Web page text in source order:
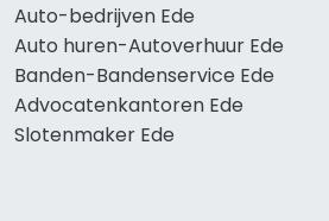
Auto-bedrijven Ede
Auto huren-Autoverhuur Ede
Banden-Bandenservice Ede
Advocatenkantoren Ede
Slotenmaker Ede